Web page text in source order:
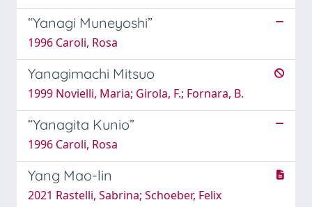
“Yanagi Muneyoshi”
1996 Caroli, Rosa
Yanagimachi Mitsuo
1999 Novielli, Maria; Girola, F.; Fornara, B.
“Yanagita Kunio”
1996 Caroli, Rosa
Yang Mao-lin
2021 Rastelli, Sabrina; Schoeber, Felix